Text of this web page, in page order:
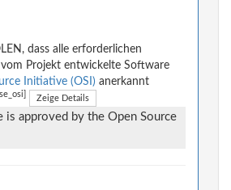
dass alle erforderlichen
vom Projekt entwickelte Software
Initiative (OSI) anerkannt
Zeige Details
is approved by the Open Source